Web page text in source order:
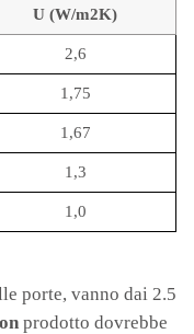
U (W/m2K)
2,6
1,75
1,67
1,3
1,0
porte, vanno dai 2.5
prodotto dovrebbe